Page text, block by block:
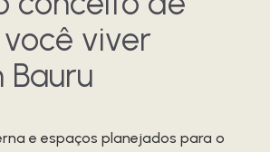
viver
e espaços planejados para o